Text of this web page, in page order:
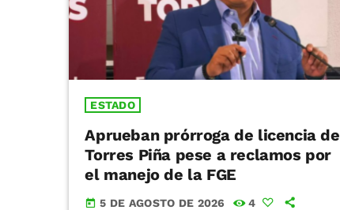
ESTADO
Aprueban prórroga de licencia de
Torres Piña pese a reclamos por
el manejo de la FGE
today 5 DE AGOSTO DE 2026 4